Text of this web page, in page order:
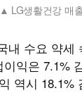
LG생활건강 매
내 수요 약세
익은 7.1%
역시 18.1%